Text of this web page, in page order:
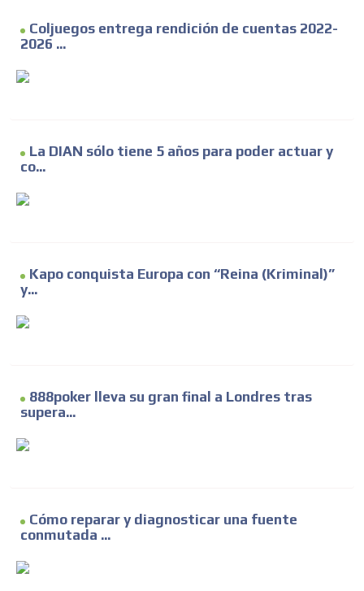
Coljuegos entrega rendición de cuentas 2022-
2026 ...
La DIAN sólo tiene 5 años para poder actuar y
co...
Kapo conquista Europa con “Reina (Kriminal)”
y...
888poker lleva su gran final a Londres tras
supera...
Cómo reparar y diagnosticar una fuente
conmutada ...